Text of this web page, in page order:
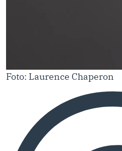
Foto: Laurence Chaperon